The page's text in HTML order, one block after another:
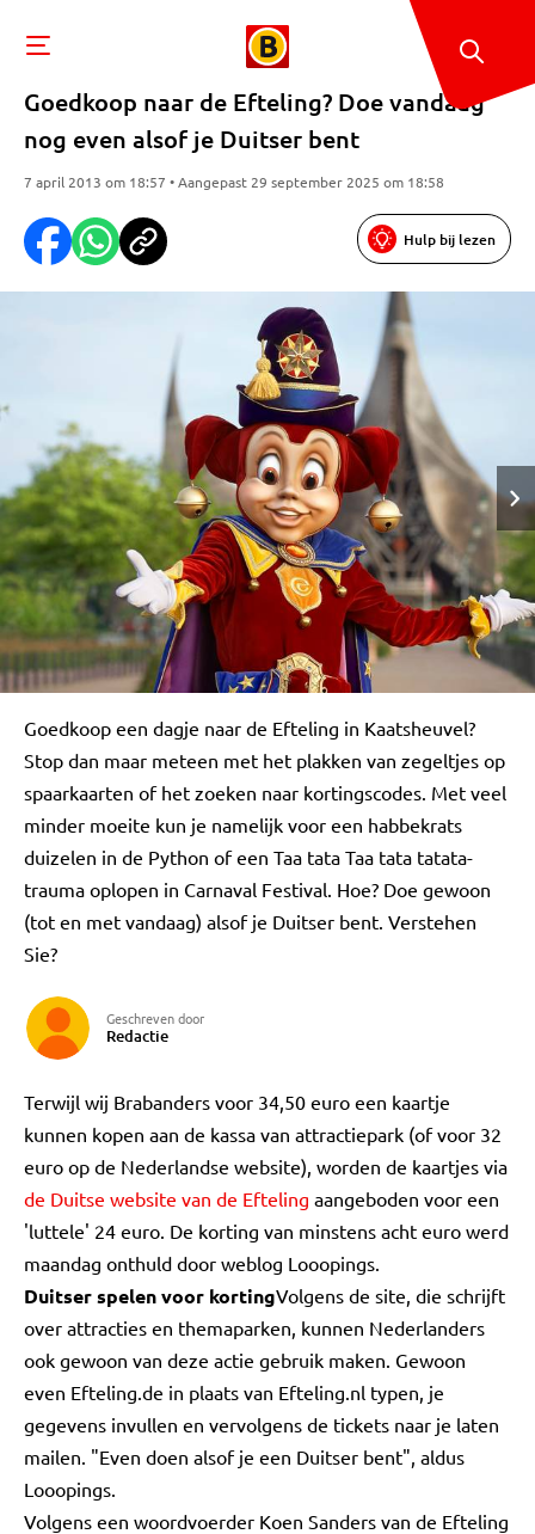
Goedkoop naar de Efteling? Doe vandaag
nog even alsof je Duitser bent
7 april 2013 om 18:57 • Aangepast 29 september 2025 om 18:58
Hulp bij lezen
Goedkoop een dagje naar de Efteling in Kaatsheuvel?
Stop dan maar meteen met het plakken van zegeltjes op
spaarkaarten of het zoeken naar kortingscodes. Met veel
minder moeite kun je namelijk voor een habbekrats
duizelen in de Python of een Taa tata Taa tata tatata-
trauma oplopen in Carnaval Festival. Hoe? Doe gewoon
(tot en met vandaag) alsof je Duitser bent. Verstehen
Sie?
Geschreven door
Redactie
Terwijl wij Brabanders voor 34,50 euro een kaartje
kunnen kopen aan de kassa van attractiepark (of voor 32
euro op de Nederlandse website), worden de kaartjes via
de Duitse website van de Efteling aangeboden voor een
'luttele' 24 euro. De korting van minstens acht euro werd
maandag onthuld door weblog Looopings.
Duitser spelen voor kortingVolgens de site, die schrijft
over attracties en themaparken, kunnen Nederlanders
ook gewoon van deze actie gebruik maken. Gewoon
even Efteling.de in plaats van Efteling.nl typen, je
gegevens invullen en vervolgens de tickets naar je laten
mailen. "Even doen alsof je een Duitser bent", aldus
Looopings.
Volgens een woordvoerder Koen Sanders van de Efteling